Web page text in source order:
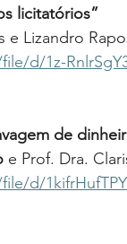
licitatórios”
e Lizandro
d/1z-
de
e Prof. Dra.
d/